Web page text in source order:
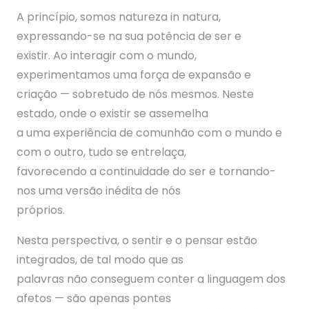
A princípio, somos natureza in natura,
expressando-se na sua potência de ser e
existir. Ao interagir com o mundo,
experimentamos uma força de expansão e
criação — sobretudo de nós mesmos. Neste
estado, onde o existir se assemelha
a uma experiência de comunhão com o mundo e
com o outro, tudo se entrelaça,
favorecendo a continuidade do ser e tornando-
nos uma versão inédita de nós
próprios.
Nesta perspectiva, o sentir e o pensar estão
integrados, de tal modo que as
palavras não conseguem conter a linguagem dos
afetos — são apenas pontes